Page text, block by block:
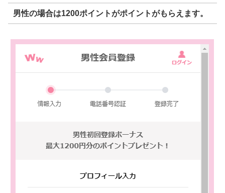
男性の場合は1200ポイントがポイントがもらえます。